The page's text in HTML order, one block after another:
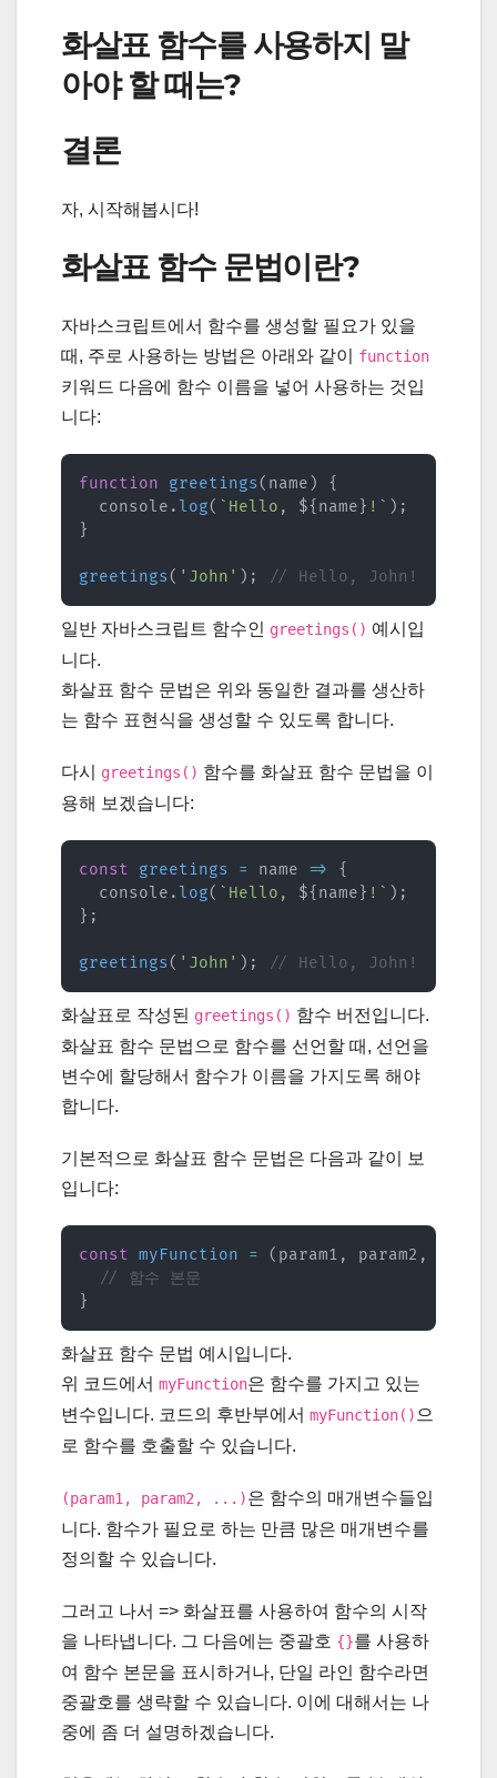
화살표 함수를 사용하지 말
아야 할 때는?
결론
자, 시작해봅시다!
화살표 함수 문법이란?
자바스크립트에서 함수를 생성할 필요가 있을
때, 주로 사용하는 방법은 아래와 같이 function
키워드 다음에 함수 이름을 넣어 사용하는 것입
니다:
function greetings( name )
{
  console
. log( ` Hello, ${ name } ! ` ) ;
}
greetings( 'John' ) ; // Hello, John!
일반 자바스크립트 함수인 greetings() 예시입
니다.
화살표 함수 문법은 위와 동일한 결과를 생산하
는 함수 표현식을 생성할 수 있도록 합니다.
다시 greetings() 함수를 화살표 함수 문법을 이
용해 보겠습니다:
const greetings = name =>
{
  console
. log( ` Hello, ${ name } ! ` ) ;
} ;
greetings( 'John' ) ; // Hello, John!
화살표로 작성된 greetings() 함수 버전입니다.
화살표 함수 문법으로 함수를 선언할 때, 선언을
변수에 할당해서 함수가 이름을 가지도록 해야
합니다.
기본적으로 화살표 함수 문법은 다음과 같이 보
입니다:
const myFunction = ( param1 , param2 ,
// 함수 본문
}
화살표 함수 문법 예시입니다.
위 코드에서 myFunction은 함수를 가지고 있는
변수입니다. 코드의 후반부에서 myFunction()으
로 함수를 호출할 수 있습니다.
(param1, param2, ...)은 함수의 매개변수들입
니다. 함수가 필요로 하는 만큼 많은 매개변수를
정의할 수 있습니다.
그러고 나서 => 화살표를 사용하여 함수의 시작
을 나타냅니다. 그 다음에는 중괄호 {}를 사용하
여 함수 본문을 표시하거나, 단일 라인 함수라면
중괄호를 생략할 수 있습니다. 이에 대해서는 나
중에 좀 더 설명하겠습니다.